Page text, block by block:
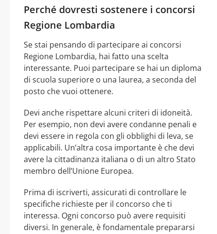
Perché dovresti sostenere i concorsi
Regione Lombardia
Se stai pensando di partecipare ai concorsi
Regione Lombardia, hai fatto una scelta
interessante. Puoi partecipare se hai un diploma
di scuola superiore o una laurea, a seconda del
posto che vuoi ottenere.
Devi anche rispettare alcuni criteri di idoneità.
Per esempio, non devi avere condanne penali e
devi essere in regola con gli obblighi di leva, se
applicabili. Un’altra cosa importante è che devi
avere la cittadinanza italiana o di un altro Stato
membro dell’Unione Europea.
Prima di iscriverti, assicurati di controllare le
specifiche richieste per il concorso che ti
interessa. Ogni concorso può avere requisiti
diversi. In generale, è fondamentale prepararsi